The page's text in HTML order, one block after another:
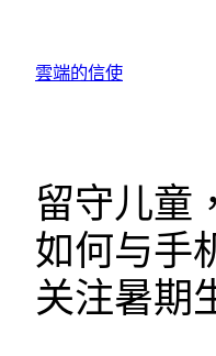
雲端的信使
留守儿童
如何与手
关注暑期